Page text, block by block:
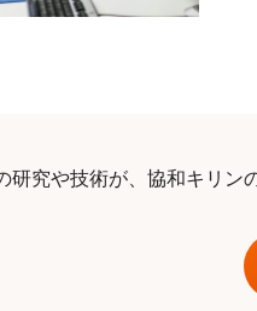
研究や技術が、協和キリン